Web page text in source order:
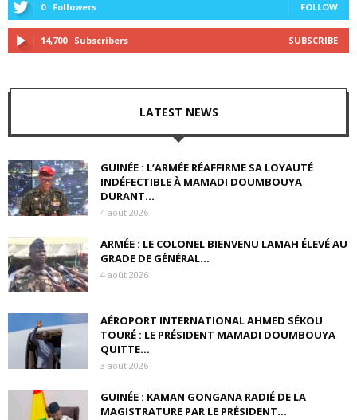
0 Followers FOLLOW
14,700 Subscribers SUBSCRIBE
LATEST NEWS
GUINÉE : L’ARMÉE RÉAFFIRME SA LOYAUTÉ
INDÉFECTIBLE À MAMADI DOUMBOUYA
DURANT...
4 août 2026
ARMÉE : LE COLONEL BIENVENU LAMAH ÉLEVÉ AU
GRADE DE GÉNÉRAL...
4 août 2026
AÉROPORT INTERNATIONAL AHMED SÉKOU
TOURÉ : LE PRÉSIDENT MAMADI DOUMBOUYA
QUITTE...
3 août 2026
GUINÉE : KAMAN GONGANA RADIÉ DE LA
MAGISTRATURE PAR LE PRÉSIDENT...